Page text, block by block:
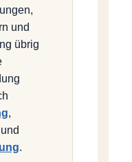
und
übrig
,
und
.